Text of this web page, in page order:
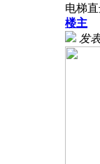
电梯
楼主
发